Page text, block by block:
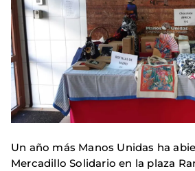
Un año más Manos Unidas ha
Mercadillo Solidario en la plaza